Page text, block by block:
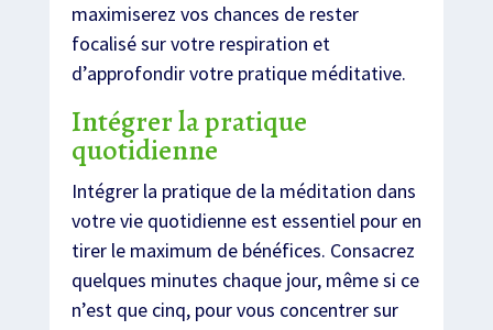
maximiserez vos chances de rester
focalisé sur votre respiration et
d’approfondir votre pratique méditative.
Intégrer la pratique
quotidienne
Intégrer la pratique de la méditation dans
votre vie quotidienne est essentiel pour en
tirer le maximum de bénéfices. Consacrez
quelques minutes chaque jour, même si ce
n’est que cinq, pour vous concentrer sur